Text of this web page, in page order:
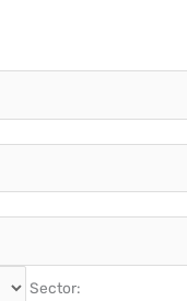
Sector: